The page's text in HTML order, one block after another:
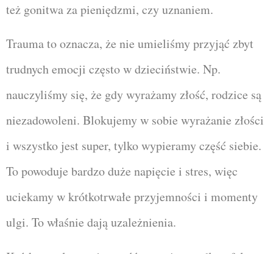
też gonitwa za pieniędzmi, czy uznaniem.
Trauma to oznacza, że nie umieliśmy przyjąć zbyt
trudnych emocji często w dzieciństwie. Np.
nauczyliśmy się, że gdy wyrażamy złość, rodzice są
niezadowoleni. Blokujemy w sobie wyrażanie złości
i wszystko jest super, tylko wypieramy część siebie.
To powoduje bardzo duże napięcie i stres, więc
uciekamy w krótkotrwałe przyjemności i momenty
ulgi. To właśnie dają uzależnienia.